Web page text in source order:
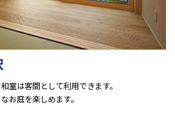
室は客間として利用できます。
お庭を楽しめます。